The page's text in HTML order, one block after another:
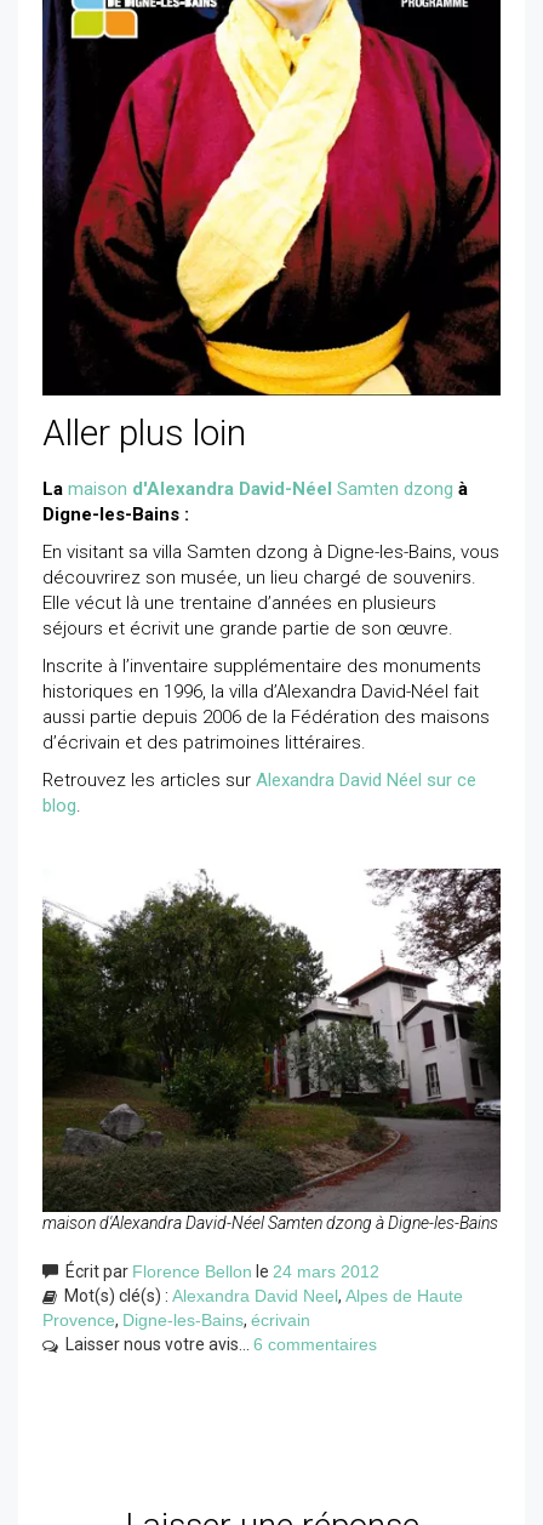
Aller plus loin
La maison d'Alexandra David-Néel Samten dzong à
Digne-les-Bains :
En visitant sa villa Samten dzong à Digne-les-Bains, vous
découvrirez son musée, un lieu chargé de souvenirs.
Elle vécut là une trentaine d’années en plusieurs
séjours et écrivit une grande partie de son œuvre.
Inscrite à l’inventaire supplémentaire des monuments
historiques en 1996, la villa d’Alexandra David-Néel fait
aussi partie depuis 2006 de la Fédération des maisons
d’écrivain et des patrimoines littéraires.
Retrouvez les articles sur Alexandra David Néel sur ce
blog.
maison d'Alexandra David-Néel Samten dzong à Digne-les-Bains
Écrit par Florence Bellon le 24 mars 2012
Mot(s) clé(s) : Alexandra David Neel, Alpes de Haute
Provence, Digne-les-Bains, écrivain
Laisser nous votre avis... 6 commentaires